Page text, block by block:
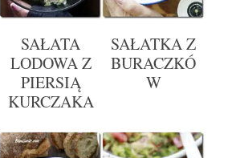
SAŁATA
LODOWA Z
PIERSIĄ
KURCZAKA
SAŁATKA Z
BURACZKÓ
W